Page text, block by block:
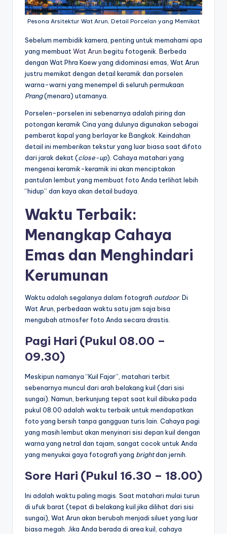
Pesona Arsitektur Wat Arun, Detail Porcelan yang Memikat
Sebelum membidik kamera, penting untuk memahami apa
yang membuatWat Arun begitu fotogenik. Berbeda
dengan Wat Phra Kaew yang didominasi emas, Wat Arun
justru memikat dengan detail keramik dan porselen
warna-warni yang menempel di seluruh permukaan
Prang(menara) utamanya.
Porselen-porselen ini sebenarnya adalah piring dan
potongan keramik Cina yang dulunya digunakan sebagai
pemberat kapal yang berlayar ke Bangkok. Keindahan
detail ini memberikan tekstur yang luar biasa saat difoto
dari jarak dekat (close-up). Cahaya matahari yang
mengenai keramik-keramik ini akan menciptakan
pantulan lembut yang membuat foto Anda terlihat lebih
“hidup” dan kaya akan detail budaya.
Waktu Terbaik:
Menangkap Cahaya
Emas dan Menghindari
Kerumunan
Waktu adalah segalanya dalam fotografi outdoor. Di
Wat Arun, perbedaan waktu satu jam saja bisa
mengubah atmosfer foto Anda secara drastis.
Pagi Hari (Pukul 08.00 –
09.30)
Meskipun namanya “Kuil Fajar”, matahari terbit
sebenarnya muncul dari arah belakang kuil (dari sisi
sungai). Namun, berkunjung tepat saat kuil dibuka pada
pukul 08.00 adalah waktu terbaik untuk mendapatkan
foto yang bersih tanpa gangguan turis lain. Cahaya pagi
yang masih lembut akan menyinari sisi depan kuil dengan
warna yang netral dan tajam, sangat cocok untuk Anda
yang menyukai gaya fotografi yang brightdan jernih.
Sore Hari (Pukul 16.30 – 18.00)
Ini adalah waktu paling magis. Saat matahari mulai turun
di ufuk barat (tepat di belakang kuil jika dilihat dari sisi
sungai), Wat Arun akan berubah menjadi siluet yang luar
biasa megah. Jika Anda berada di area kuil, cahaya